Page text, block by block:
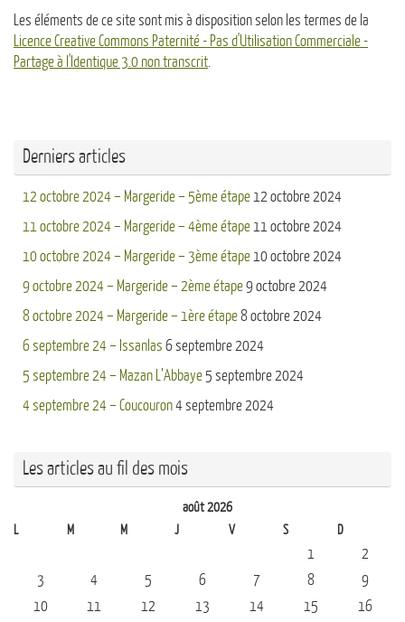
Les éléments de ce site sont mis à disposition selon les termes de la
Licence Creative Commons Paternité - Pas d'Utilisation Commerciale -
Partage à l'Identique 3.0 non transcrit
Derniers articles
12 octobre 2024 – Margeride – 5ème étape 12 octobre 2024
11 octobre 2024 – Margeride – 4ème étape 11 octobre 2024
10 octobre 2024 – Margeride – 3ème étape 10 octobre 2024
9 octobre 2024 – Margeride – 2ème étape9 octobre 2024
8 octobre 2024 – Margeride – 1ère étape8 octobre 2024
6 septembre 24 – Issanlas 6 septembre 2024
5 septembre 24 – Mazan L’Abbaye 5 septembre 2024
4 septembre 24 – Coucouron4 septembre 2024
Les articles au fil des mois
août 2026
L
M M J V S D
1
2
3
4 5 6 7 8
9
10
11 12 13 14 15
16